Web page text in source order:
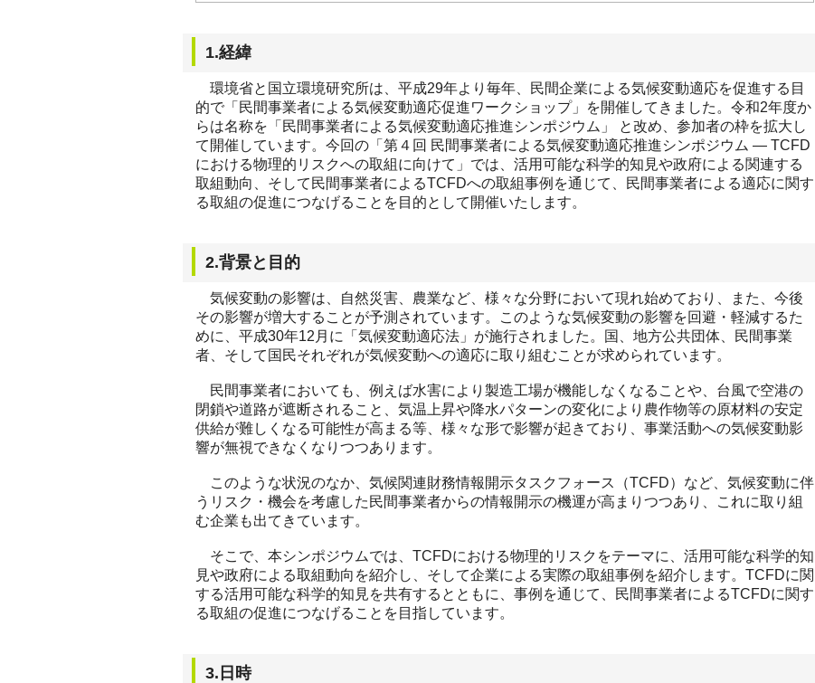
1.経緯
環境省と国立環境研究所は、平成29年より毎年、民間企業による気候変動適応を促進する目
的で「民間事業者による気候変動適応促進ワークショップ」を開催してきました。令和2年度か
らは名称を「民間事業者による気候変動適応推進シンポジウム」 と改め、参加者の枠を拡大し
て開催しています。今回の「第４回 民間事業者による気候変動適応推進シンポジウム — TCFD
における物理的リスクへの取組に向けて」では、活用可能な科学的知見や政府による関連する
取組動向、そして民間事業者によるTCFDへの取組事例を通じて、民間事業者による適応に関す
る取組の促進につなげることを目的として開催いたします。
2.背景と目的
気候変動の影響は、自然災害、農業など、様々な分野において現れ始めており、また、今後
その影響が増大することが予測されています。このような気候変動の影響を回避・軽減するた
めに、平成30年12月に「気候変動適応法」が施行されました。国、地方公共団体、民間事業
者、そして国民それぞれが気候変動への適応に取り組むことが求められています。
民間事業者においても、例えば水害により製造工場が機能しなくなることや、台風で空港の
閉鎖や道路が遮断されること、気温上昇や降水パターンの変化により農作物等の原材料の安定
供給が難しくなる可能性が高まる等、様々な形で影響が起きており、事業活動への気候変動影
響が無視できなくなりつつあります。
このような状況のなか、気候関連財務情報開示タスクフォース（TCFD）など、気候変動に伴
うリスク・機会を考慮した民間事業者からの情報開示の機運が高まりつつあり、これに取り組
む企業も出てきています。
そこで、本シンポジウムでは、TCFDにおける物理的リスクをテーマに、活用可能な科学的知
見や政府による取組動向を紹介し、そして企業による実際の取組事例を紹介します。TCFDに関
する活用可能な科学的知見を共有するとともに、事例を通じて、民間事業者によるTCFDに関す
る取組の促進につなげることを目指しています。
3.日時